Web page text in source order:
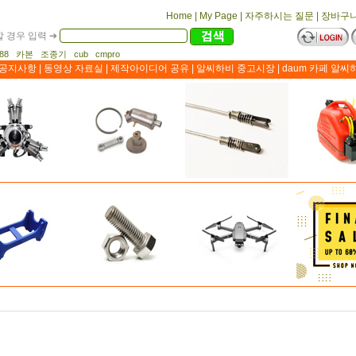
Home My Page 자주하시는 질문
장바구
경우 입력 ➔
카본 조종기 cub cmpro
공지사항 동영상 자료실 제작아이디어 공유 알씨하비 중고시장 daum 카페 알씨